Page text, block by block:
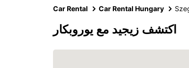
Car Rental Car Rental Hungary
اكتشف زيجيد مع يوروبكار